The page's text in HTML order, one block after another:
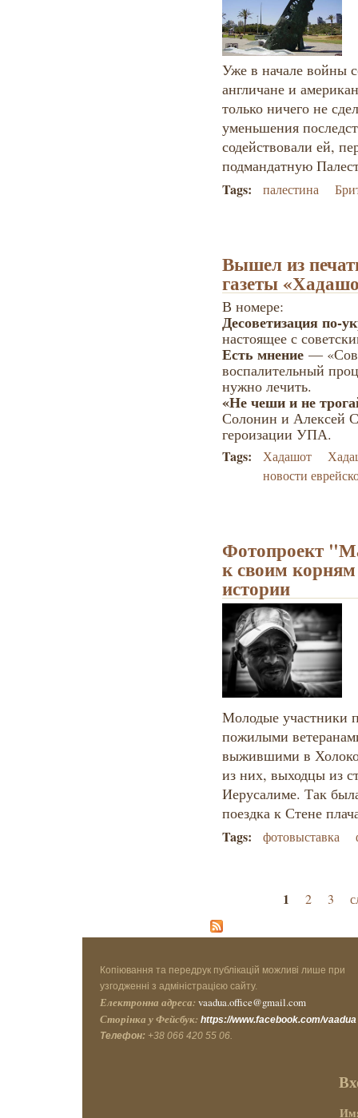
Уже в начале войны
англичане и
только ничего не
уменьшения
содействовали ей,
подмандатную
Tags: палестина
Вышел из
газеты
В номере:
Десоветизация по-
настоящее с
Есть мнение—
воспалительный
нужно лечить.
«Не чеши и не
Солонин и Алексей
героизации УПА.
Tags: Хадашот
новости
Фотопроект
к своим
истории
Молодые участники
пожилыми
выжившими в
из них, выходцы из
Иерусалиме. Так
поездка к Стене
Tags: фотовыставка
Страницы
1 2 3
Копіювання та передрук публікацій можливі лише при
узгодженні з адміністрацією сайту.
Електронна адреса: vaadua.office@gmail.com
Сторінка у Фейсбук: https://www.facebook.com/vaadua
Телефон: +38 066 420 55 06.